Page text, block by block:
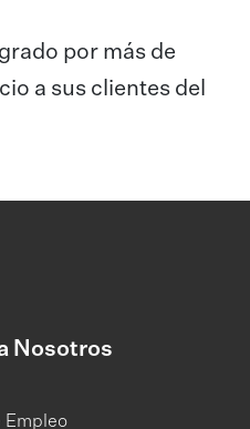
por más de
a sus clientes del
Nosotros
Empleo